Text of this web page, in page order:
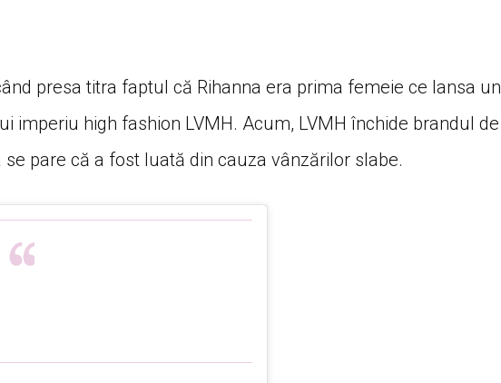
presa titra faptul că Rihanna era prima femeie ce lansa un
imperiu high fashion LVMH. Acum, LVMH închide brandul de
pare că a fost luată din cauza vânzărilor slabe.